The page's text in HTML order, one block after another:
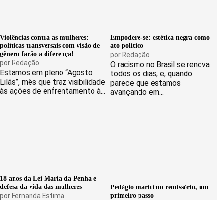
Violências contra as mulheres:
políticas transversais com visão de
gênero farão a diferença!
por Redação
Estamos em pleno “Agosto
Lilás”, mês que traz visibilidade
às ações de enfrentamento à...
Empodere-se: estética negra como
ato político
por Redação
O racismo no Brasil se renova
todos os dias, e, quando
parece que estamos
avançando em...
18 anos da Lei Maria da Penha e
defesa da vida das mulheres
por Fernanda Estima
Pedágio marítimo remissório, um
primeiro passo